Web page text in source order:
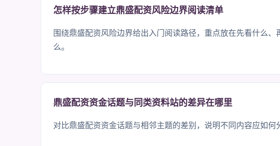
怎样按步骤建立鼎盛配资风险边界阅读清单
围绕鼎盛配资风险边界给出入门阅读路径，重点放在先看什么、
么。
鼎盛配资资金话题与同类资料站的差异在哪里
对比鼎盛配资资金话题与相邻主题的差别，说明不同内容应如何